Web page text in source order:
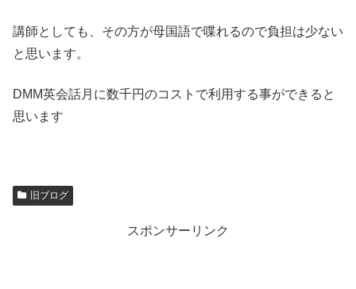
講師としても、その方が母国語で喋れるので負担は少ない
と思います。
DMM英会話月に数千円のコストで利用する事ができると
思います
旧ブログ
スポンサーリンク